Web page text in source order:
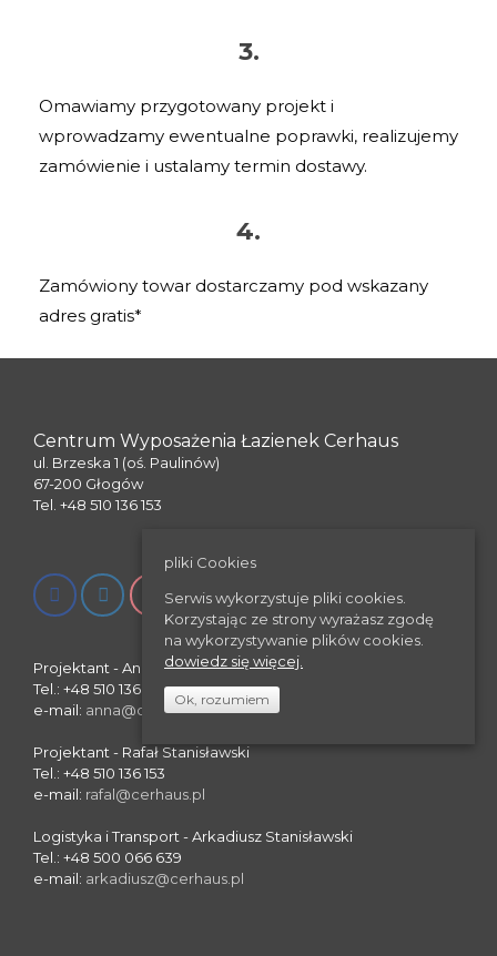
3.
Omawiamy przygotowany projekt i
wprowadzamy ewentualne poprawki, realizujemy
zamówienie i ustalamy termin dostawy.
4.
Zamówiony towar dostarczamy pod wskazany
adres gratis*
Centrum Wyposażenia Łazienek Cerhaus
ul. Brzeska 1 (oś. Paulinów)
67-200 Głogów
Tel. +48 510 136 153
Projektant - Anna Stanisławska
Tel.: +48 510 136 153
e-mail: anna@cerhaus.pl
Projektant - Rafał Stanisławski
Tel.: +48 510 136 153
e-mail: rafal@cerhaus.pl
Logistyka i Transport - Arkadiusz Stanisławski
Tel.: +48 500 066 639
e-mail: arkadiusz@cerhaus.pl
pliki Cookies
Serwis wykorzystuje pliki cookies.
Korzystając ze strony wyrażasz zgodę
na wykorzystywanie plików cookies.
dowiedz się więcej.
Ok, rozumiem